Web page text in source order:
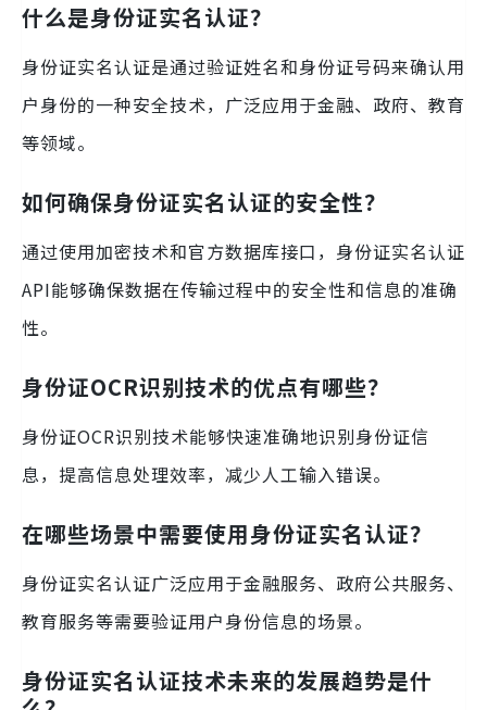
什么是身份证实名认证？
身份证实名认证是通过验证姓名和身份证号码来确认用
户身份的一种安全技术，广泛应用于金融、政府、教育
等领域。
如何确保身份证实名认证的安全性？
通过使用加密技术和官方数据库接口，身份证实名认证
API能够确保数据在传输过程中的安全性和信息的准确
性。
身份证OCR识别技术的优点有哪些？
身份证OCR识别技术能够快速准确地识别身份证信
息，提高信息处理效率，减少人工输入错误。
在哪些场景中需要使用身份证实名认证？
身份证实名认证广泛应用于金融服务、政府公共服务、
教育服务等需要验证用户身份信息的场景。
身份证实名认证技术未来的发展趋势是什